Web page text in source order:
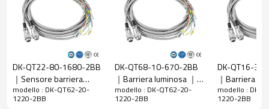
Controlla la
precisione
28 mm
Numero di
Altezza di
protezione
1220 mm
La dimensione
51mm*35mm*L, L è la lunghezza dell'emettitore e
DK-QT22-80-1680-2BB
｜Sensore barriera
fotoelettrica｜DADISICK
modello : DK-QT62-20-
1220-2BB
DK-QT68-10-670-2BB
｜Barriera luminosa ｜
DADISICK
modello : DK-QT62-20-
1220-2BB
DK-QT16-
｜Barriera
infrarossi｜
modello : DK-
1220-2BB